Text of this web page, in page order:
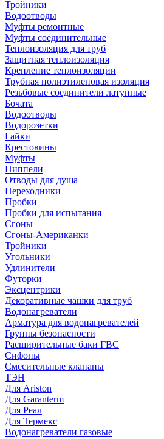
Тройники
Водоотводы
Муфты ремонтные
Муфты соединительные
Теплоизоляция для труб
Защитная теплоизоляция
Крепление теплоизоляции
Трубная полиэтиленовая изоляция
Резьбовые соединители латунные
Бочата
Водоотводы
Водорозетки
Гайки
Крестовины
Муфты
Ниппели
Отводы для душа
Переходники
Пробки
Пробки для испытания
Сгоны
Сгоны-Американки
Тройники
Угольники
Удлинители
Футорки
Эксцентрики
Декоративные чашки для труб
Водонагреватели
Арматура для водонагревателей
Группы безопасности
Расширительные баки ГВС
Сифоны
Смесительные клапаны
ТЭН
Для Ariston
Для Garanterm
Для Реал
Для Термекс
Водонагреватели газовые